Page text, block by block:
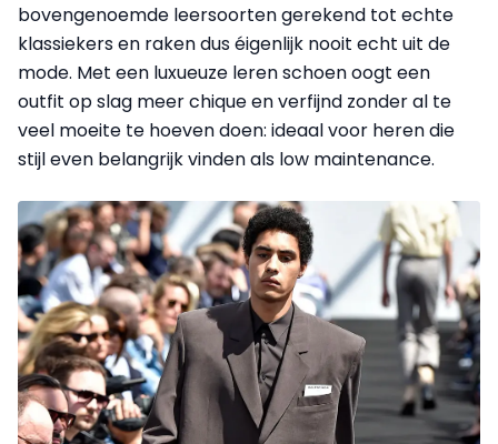
bovengenoemde leersoorten gerekend tot echte
klassiekers en raken dus éigenlijk nooit echt uit de
mode. Met een luxueuze leren schoen oogt een
outfit op slag meer chique en verfijnd zonder al te
veel moeite te hoeven doen: ideaal voor heren die
stijl even belangrijk vinden als low maintenance.